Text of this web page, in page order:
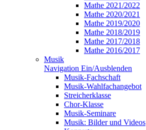
Mathe 2021/2022
Mathe 2020/2021
Mathe 2019/2020
Mathe 2018/2019
Mathe 2017/2018
Mathe 2016/2017
Musik
Navigation Ein/Ausblenden
Musik-Fachschaft
Musik-Wahlfachangebot
Streicherklasse
Chor-Klasse
Musik-Seminare
Musik: Bilder und Videos